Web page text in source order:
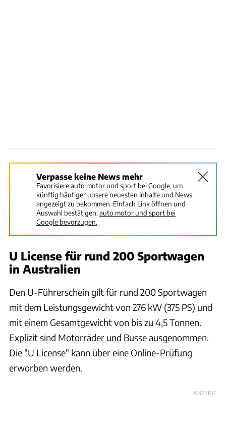
Verpasse keine News mehr
Favorisiere auto motor und sport bei Google, um
künftig häufiger unsere neuesten Inhalte und News
angezeigt zu bekommen. Einfach Link öffnen und
Auswahl bestätigen:auto motor und sport bei
Google bevorzugen.
U License für rund 200 Sportwagen
in Australien
Den U-Führerschein gilt für rund 200 Sportwagen
mit dem Leistungsgewicht von 276 kW (375 PS) und
mit einem Gesamtgewicht von bis zu 4,5 Tonnen.
Explizit sind Motorräder und Busse ausgenommen.
Die "U License" kann über eine Online-Prüfung
erworben werden.
ANZEIGE